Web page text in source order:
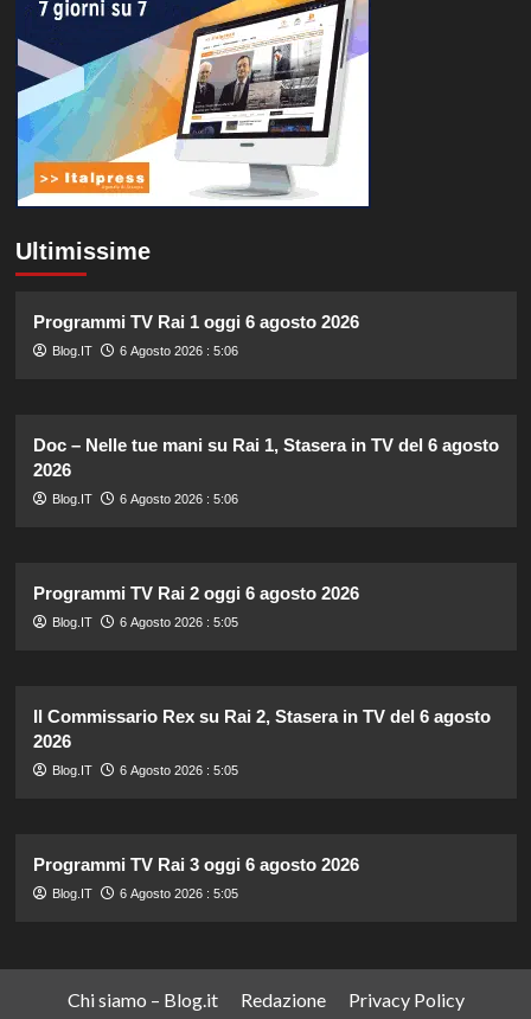
Ultimissime
Programmi TV Rai 1 oggi 6 agosto 2026
Blog.IT 6 Agosto 2026 : 5:06
Doc – Nelle tue mani su Rai 1, Stasera in TV del 6 agosto
2026
Blog.IT 6 Agosto 2026 : 5:06
Programmi TV Rai 2 oggi 6 agosto 2026
Blog.IT 6 Agosto 2026 : 5:05
Il Commissario Rex su Rai 2, Stasera in TV del 6 agosto
2026
Blog.IT 6 Agosto 2026 : 5:05
Programmi TV Rai 3 oggi 6 agosto 2026
Blog.IT 6 Agosto 2026 : 5:05
Chi siamo – Blog.it Redazione Privacy Policy